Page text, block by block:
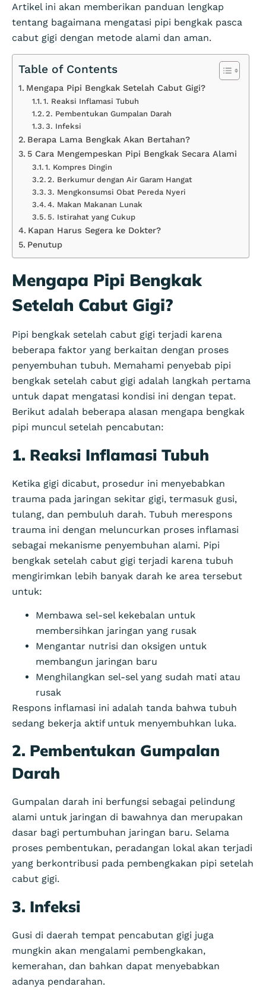
Artikel ini akan memberikan panduan lengkap
tentang bagaimana mengatasi pipi bengkak pasca
cabut gigi dengan metode alami dan aman.
Table of Contents
Mengapa Pipi Bengkak Setelah Cabut Gigi?
1. Reaksi Inflamasi Tubuh
2. Pembentukan Gumpalan Darah
3. Infeksi
Berapa Lama Bengkak Akan Bertahan?
5 Cara Mengempeskan Pipi Bengkak Secara Alami
1. Kompres Dingin
2. Berkumur dengan Air Garam Hangat
3. Mengkonsumsi Obat Pereda Nyeri
4. Makan Makanan Lunak
5. Istirahat yang Cukup
Kapan Harus Segera ke Dokter?
Penutup
Mengapa Pipi Bengkak
Setelah Cabut Gigi?
Pipi bengkak setelah cabut gigi terjadi karena
beberapa faktor yang berkaitan dengan proses
penyembuhan tubuh. Memahami penyebab pipi
bengkak setelah cabut gigi adalah langkah pertama
untuk dapat mengatasi kondisi ini dengan tepat.
Berikut adalah beberapa alasan mengapa bengkak
pipi muncul setelah pencabutan:
1. Reaksi Inflamasi Tubuh
Ketika gigi dicabut, prosedur ini menyebabkan
trauma pada jaringan sekitar gigi, termasuk gusi,
tulang, dan pembuluh darah. Tubuh merespons
trauma ini dengan meluncurkan proses inflamasi
sebagai mekanisme penyembuhan alami. Pipi
bengkak setelah cabut gigi terjadi karena tubuh
mengirimkan lebih banyak darah ke area tersebut
untuk:
Membawa sel-sel kekebalan untuk
membersihkan jaringan yang rusak
Mengantar nutrisi dan oksigen untuk
membangun jaringan baru
Menghilangkan sel-sel yang sudah mati atau
rusak
Respons inflamasi ini adalah tanda bahwa tubuh
sedang bekerja aktif untuk menyembuhkan luka.
2. Pembentukan Gumpalan
Darah
Gumpalan darah ini berfungsi sebagai pelindung
alami untuk jaringan di bawahnya dan merupakan
dasar bagi pertumbuhan jaringan baru. Selama
proses pembentukan, peradangan lokal akan terjadi
yang berkontribusi pada pembengkakan pipi setelah
cabut gigi.
3. Infeksi
Gusi di daerah tempat pencabutan gigi juga
mungkin akan mengalami pembengkakan,
kemerahan, dan bahkan dapat menyebabkan
adanya pendarahan.